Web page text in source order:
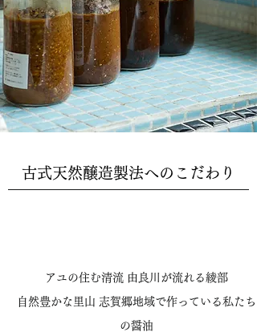
古式天然醸造製法へのこだわり
アユの住む清流 由良川が流れる綾部
自然豊かな里山 志賀郷地域で作っている私たち
の醤油